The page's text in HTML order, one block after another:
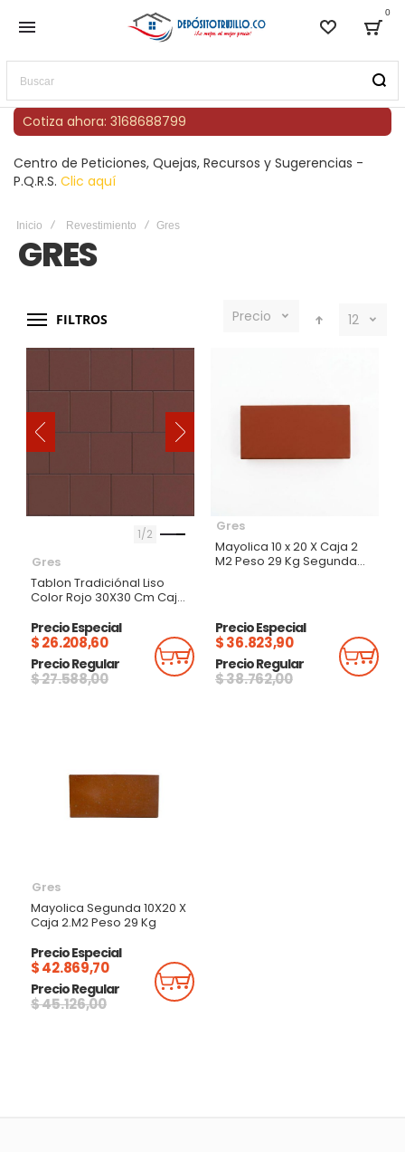
Lista de
0
Buscar
Cotiza ahora: 3168688799
Centro de Peticiones, Quejas, Recursos y Sugerencias -
P.Q.R.S. Clic aquí
Inicio Revestimiento Gres
GRES
FILTROS Precio 12
‹ ›
1 2
Gres
Tablon Tradiciónal Liso
Color Rojo 30X30 Cm Caja
Precio Especial
$ 26.208,60
Precio Regular
$ 27.588,00
Añadir Al Carrito
Gres
Mayolica 10 x 20 X Caja 2
M2 Peso 29 Kg Segunda
Precio Especial
$ 36.823,90
Precio Regular
$ 38.762,00
Gres
Mayolica Segunda 10X20 X
Caja 2.M2 Peso 29 Kg
Precio Especial
$ 42.869,70
Precio Regular
$ 45.126,00
Añadir Al Carrito